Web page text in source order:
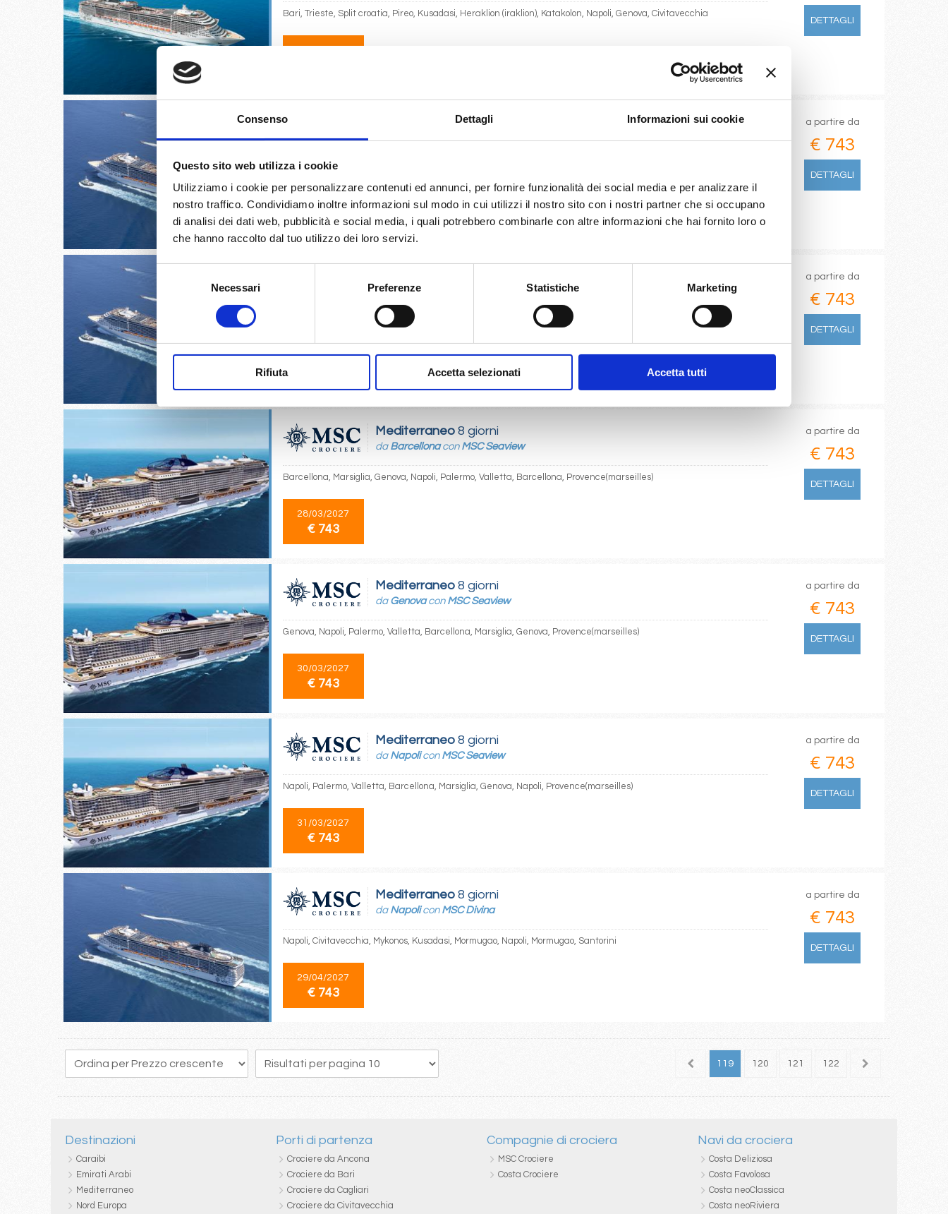
Consenso Dettagli Informazioni sui cookie
Questo sito web utilizza i cookie
Utilizziamo i cookie per personalizzare contenuti ed annunci, per fornire funzionalità dei social media e per analizzare il
nostro traffico. Condividiamo inoltre informazioni sul modo in cui utilizzi il nostro sito con i nostri partner che si occupano
di analisi dei dati web, pubblicità e social media, i quali potrebbero combinarle con altre informazioni che hai fornito loro o
che hanno raccolto dal tuo utilizzo dei loro servizi.
consenso
Necessari Preferenze Statistiche Marketing
Rifiuta Accetta selezionati Accetta tutti
Bari, Trieste, Split croatia, Pireo, Kusadasi, Heraklion (iraklion), Katakolon, Napoli, Genova, Civitavecchia
DETTAGLI
8 giorni
Napoli, Civitavecchia, Mykonos, Kusadasi, Mormugao, Napoli
01/10/2026
€ 743
08/10/2026
€ 743
15/10/2026
€ 743
22/10/2026
€ 743
a partire da
€ 743
DETTAGLI
daCivitavecchia
Civitavecchia, Mykonos, Kusadasi, Mormugao, Napoli, Civitavecchia
09/10/2026
€ 743
23/10/2026
a partire da
€ 743
DETTAGLI
Mediterraneo 8 giorni
da Barcellonacon MSC Seaview
Barcellona, Marsiglia, Genova, Napoli, Palermo, Valletta, Barcellona, Provence(marseilles)
28/03/2027
€ 743
a partire da
€ 743
DETTAGLI
Mediterraneo 8 giorni
da Genovacon MSC Seaview
Genova, Napoli, Palermo, Valletta, Barcellona, Marsiglia, Genova, Provence(marseilles)
30/03/2027
€ 743
a partire da
€ 743
DETTAGLI
Mediterraneo 8 giorni
da Napolicon MSC Seaview
Napoli, Palermo, Valletta, Barcellona, Marsiglia, Genova, Napoli, Provence(marseilles)
31/03/2027
€ 743
a partire da
€ 743
DETTAGLI
Mediterraneo 8 giorni
da Napolicon MSC Divina
Napoli, Civitavecchia, Mykonos, Kusadasi, Mormugao, Napoli, Mormugao, Santorini
29/04/2027
€ 743
a partire da
€ 743
DETTAGLI
101 102 103 104 105 106 107 108 109 111 118 119 120 121 122 123
Destinazioni
Caraibi
Emirati Arabi
Mediterraneo
Nord Europa
Porti di partenza
Crociere da Ancona
Crociere da Bari
Crociere da Cagliari
Crociere da Civitavecchia
Compagnie di crociera
MSC Crociere
Costa Crociere
Navi da crociera
Costa Deliziosa
Costa Favolosa
Costa neoClassica
Costa neoRiviera